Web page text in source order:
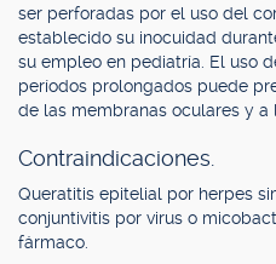
ser perforadas por el uso del
establecido su inocuidad
su empleo en pediatría. El uso
períodos prolongados puede
de las membranas oculares y a
Contraindicaciones.
Queratitis epitelial por herpes
conjuntivitis por virus o
fármaco.